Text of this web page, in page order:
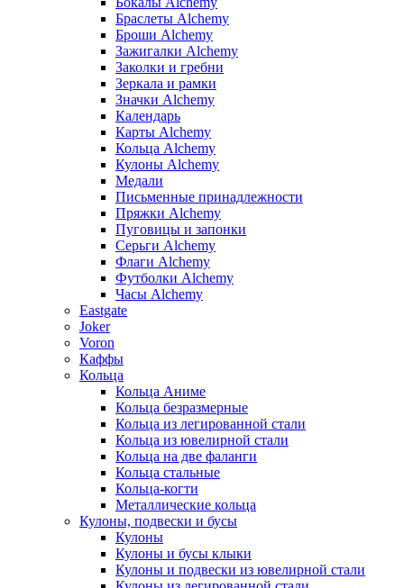
Браслеты Alchemy
Броши Alchemy
Зажигалки Alchemy
Заколки и гребни
Зеркала и рамки
Значки Alchemy
Календарь
Карты Alchemy
Кольца Alchemy
Кулоны Alchemy
Медали
Письменные принадлежности
Пряжки Alchemy
Пуговицы и запонки
Серьги Alchemy
Флаги Alchemy
Футболки Alchemy
Часы Alchemy
Eastgate
Joker
Voron
Каффы
Кольца
Кольца Аниме
Кольца безразмерные
Кольца из легированной стали
Кольца из ювелирной стали
Кольца на две фаланги
Кольца стальные
Кольца-когти
Металлические кольца
Кулоны, подвески и бусы
Кулоны
Кулоны и бусы клыки
Кулоны и подвески из ювелирной стали